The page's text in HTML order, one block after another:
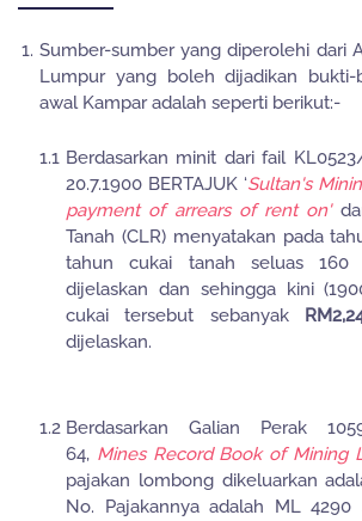
1. Sumber-sumber yang diperolehi dari
Lumpur yang boleh dijadikan bukti-
awal Kampar adalah seperti berikut:-
1.1 Berdasarkan minit dari fail
20.7.1900 BERTAJUK ‘Sultan's
payment of arrears of rent on'
Tanah (CLR) menyatakan pada
tahun cukai tanah seluas
dijelaskan dan sehingga kini
cukai tersebut sebanyak
dijelaskan.
1.2 Berdasarkan Galian Perak
64, Mines Record Book of Mining
pajakan lombong dikeluarkan
No. Pajakannya adalah ML 4290